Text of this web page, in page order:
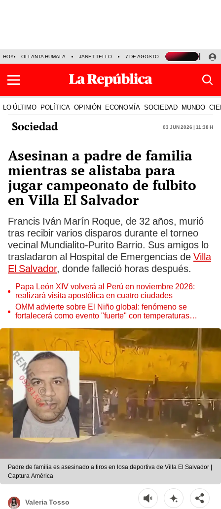
HOY OLLANTA HUMALA JANET TELLO 7 DE AGOSTO TINKA RESULTADOS
LO ÚLTIMO POLÍTICA OPINIÓN ECONOMÍA SOCIEDAD MUNDO
Sociedad 03 Jun 2026 | 11:38 h
Asesinan a padre de familia
mientras se alistaba para
jugar campeonato de fulbito
en Villa El Salvador
Francis Iván Marín Roque, de 32 años, murió
tras recibir varios disparos durante el torneo
vecinal Mundialito-Purito Barrio. Sus amigos lo
trasladaron al Hospital de Emergencias de Villa
El Salvador, donde falleció horas después.
Papa León XIV volverá al Perú en noviembre 2026:
realizará visita apostólica en cuatro ciudades
OMM advierte sobre El Niño global: fenómeno se
fortalecerá como evento "fuerte" con temperaturas
Padre de familia es asesinado a tiros en losa deportiva de Villa El Salvador |
Captura América
Valeria Tosso